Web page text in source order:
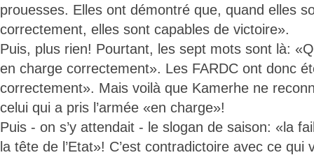
prouesses. Elles ont démontré que, quand elles
correctement, elles sont capables de victoire».
Puis, plus rien! Pourtant, les sept mots sont là:
en charge correctement». Les FARDC ont donc
correctement». Mais voilà que Kamerhe ne
celui qui a pris l’armée «en charge»!
Puis - on s’y attendait - le slogan de saison: «la
la tête de l’Etat»! C’est contradictoire avec ce qui